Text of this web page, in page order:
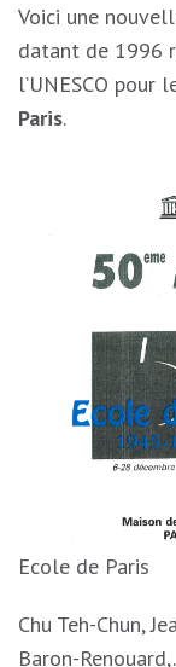
Voici une
datant de 1996
l’UNESCO pour
Paris.
Ecole de Paris
Chu Teh-Chun,
Baron-